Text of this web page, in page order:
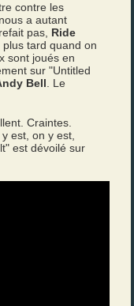
contre les
a autant
pas, Ride
plus tard quand on
sont joués en
sur "Untitled
Bell . Le
Craintes.
est, on y est,
est dévoilé sur